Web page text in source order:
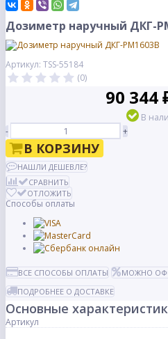
Дозиметр наручный ДКГ-
Артикул: TSS-55184
(0)
90 344
В
-
+
В КОРЗИНУ
НАШЛИ ДЕШЕВЛЕ?
СРАВНИТЬ
ОТЛОЖИТЬ
Способы оплаты
ВСЕ СПОСОБЫ ОПЛАТЫ
МОЖНО
ПОДРОБНЕЕ О ДОСТАВКЕ
Основные
Артикул